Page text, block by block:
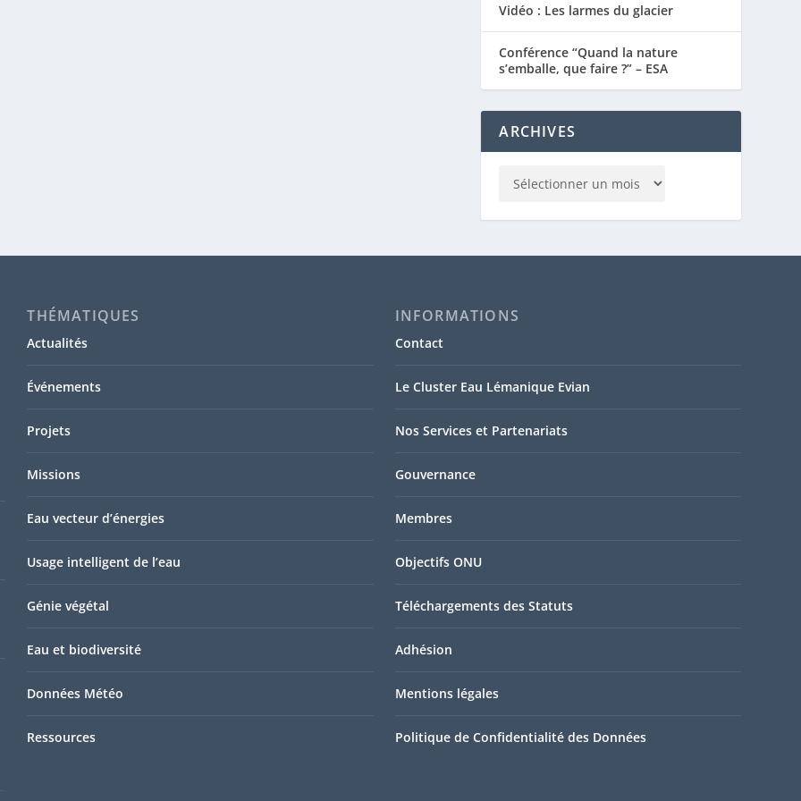
Vidéo : Les larmes du glacier
Conférence “Quand la nature
s’emballe, que faire ?” – ESA
ARCHIVES
THÉMATIQUES
Actualités
Événements
Projets
Missions
Eau vecteur d’énergies
Usage intelligent de l’eau
Génie végétal
Eau et biodiversité
Données Météo
Ressources
INFORMATIONS
Contact
Le Cluster Eau Lémanique Evian
Nos Services et Partenariats
Gouvernance
Membres
Objectifs ONU
Téléchargements des Statuts
Adhésion
Mentions légales
Politique de Confidentialité des Données